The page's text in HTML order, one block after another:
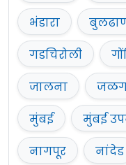
भंडारा
गडचिरोली
जालना
मुंबई
मुंबई
नागपूर
नांदेड